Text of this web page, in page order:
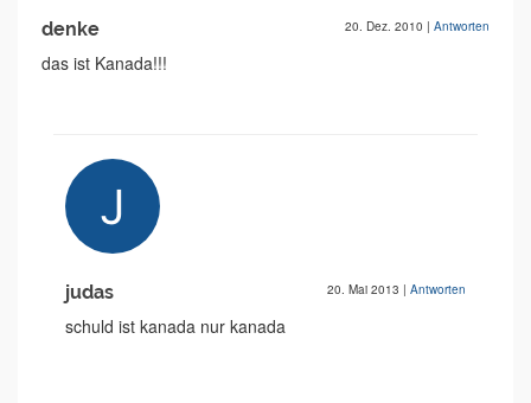
denke 20. Dez. 2010 | Antworten
das ist Kanada!!!
judas 20. Mai 2013 | Antworten
schuld ist kanada nur kanada